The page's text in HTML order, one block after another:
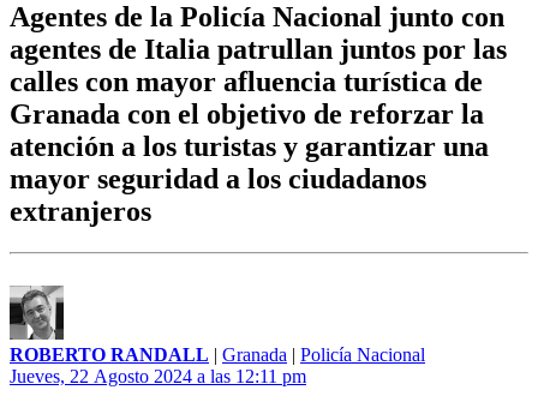
Agentes de la Policía Nacional junto con
agentes de Italia patrullan juntos por las
calles con mayor afluencia turística de
Granada con el objetivo de reforzar la
atención a los turistas y garantizar una
mayor seguridad a los ciudadanos
extranjeros
ROBERTO RANDALL | Granada | Policía Nacional
Jueves, 22 Agosto 2024 a las 12:11 pm